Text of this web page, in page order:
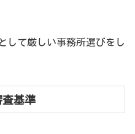
して厳しい事務所選びをし
査基準